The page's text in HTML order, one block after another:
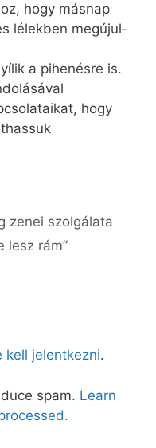
hogy másnap
lélekben megújul­
a pihenésre is.
hogy
zenei szolgálata
lesz rám”
kell jelentkezni.
spam. Learn